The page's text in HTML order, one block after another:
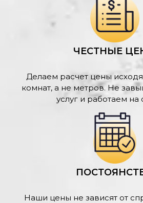
ЧЕСТНЫЕ
Делаем расчет цены исходя
комнат, а не метров. Не
услуг и работаем на
Наши цены не зависят от